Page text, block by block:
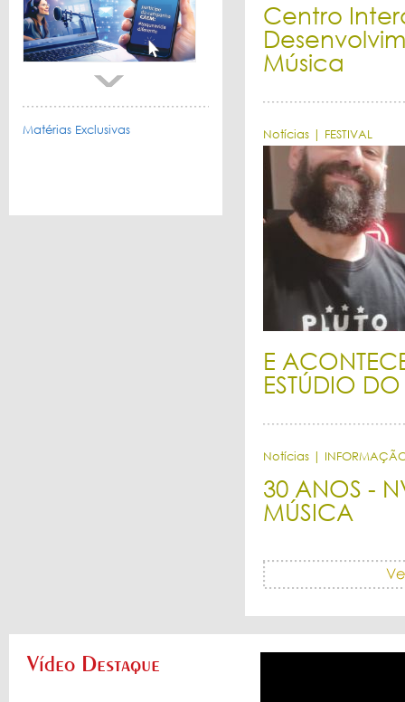
Matérias Exclusivas
Centro
Música
Notícias | FESTIVAL
E
ESTÚDIO
Notícias |
30 ANOS -
MÚSICA
Vídeo Destaque